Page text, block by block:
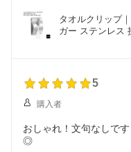
タオルクリップ
ガー ステンレス
[在庫有り]
5
購入者
おしゃれ！文句なしで
◎